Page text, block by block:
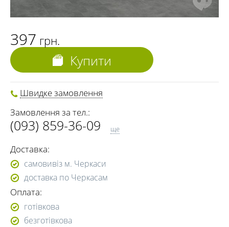
397 грн.
Купити
Швидке замовлення
Замовлення за тел.:
(093) 859-36-09
ще
Доставка:
самовивіз м. Черкаси
доставка по Черкасам
Оплата:
готівкова
безготівкова